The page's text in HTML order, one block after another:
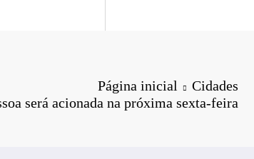
Página inicial
Cidades
será acionada na próxima sexta-feira